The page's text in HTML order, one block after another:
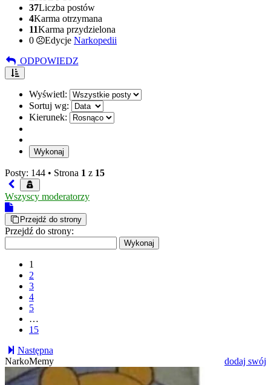
37Liczba postów
4Karma otrzymana
11Karma przydzielona
0
Edycje Narkopedii
ODPOWIEDZ
Wyświetl:
Sortuj wg:
Kierunek:
Posty: 144 • Strona 1 z 15
Wszyscy moderatorzy
Przejdź do strony
Przejdź do strony:
1
2
3
4
5
…
15
Następna
NarkoMemy
dodaj swój